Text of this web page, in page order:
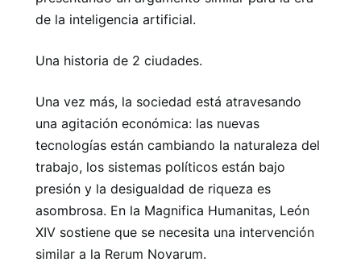
de la inteligencia artificial.
Una historia de 2 ciudades.
Una vez más, la sociedad está atravesando
una agitación económica: las nuevas
tecnologías están cambiando la naturaleza del
trabajo, los sistemas políticos están bajo
presión y la desigualdad de riqueza es
asombrosa. En la Magnifica Humanitas, León
XIV sostiene que se necesita una intervención
similar a la Rerum Novarum.